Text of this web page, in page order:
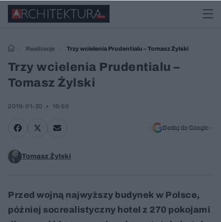
Realizacje Trzy wcielenia Prudentialu – Tomasz Żylski
Trzy wcielenia Prudentialu –
Tomasz Żylski
2019-01-30 16:59
Dodaj do Google
Tomasz Żylski
Przed wojną najwyższy budynek w Polsce,
później socrealistyczny hotel z 270 pokojami